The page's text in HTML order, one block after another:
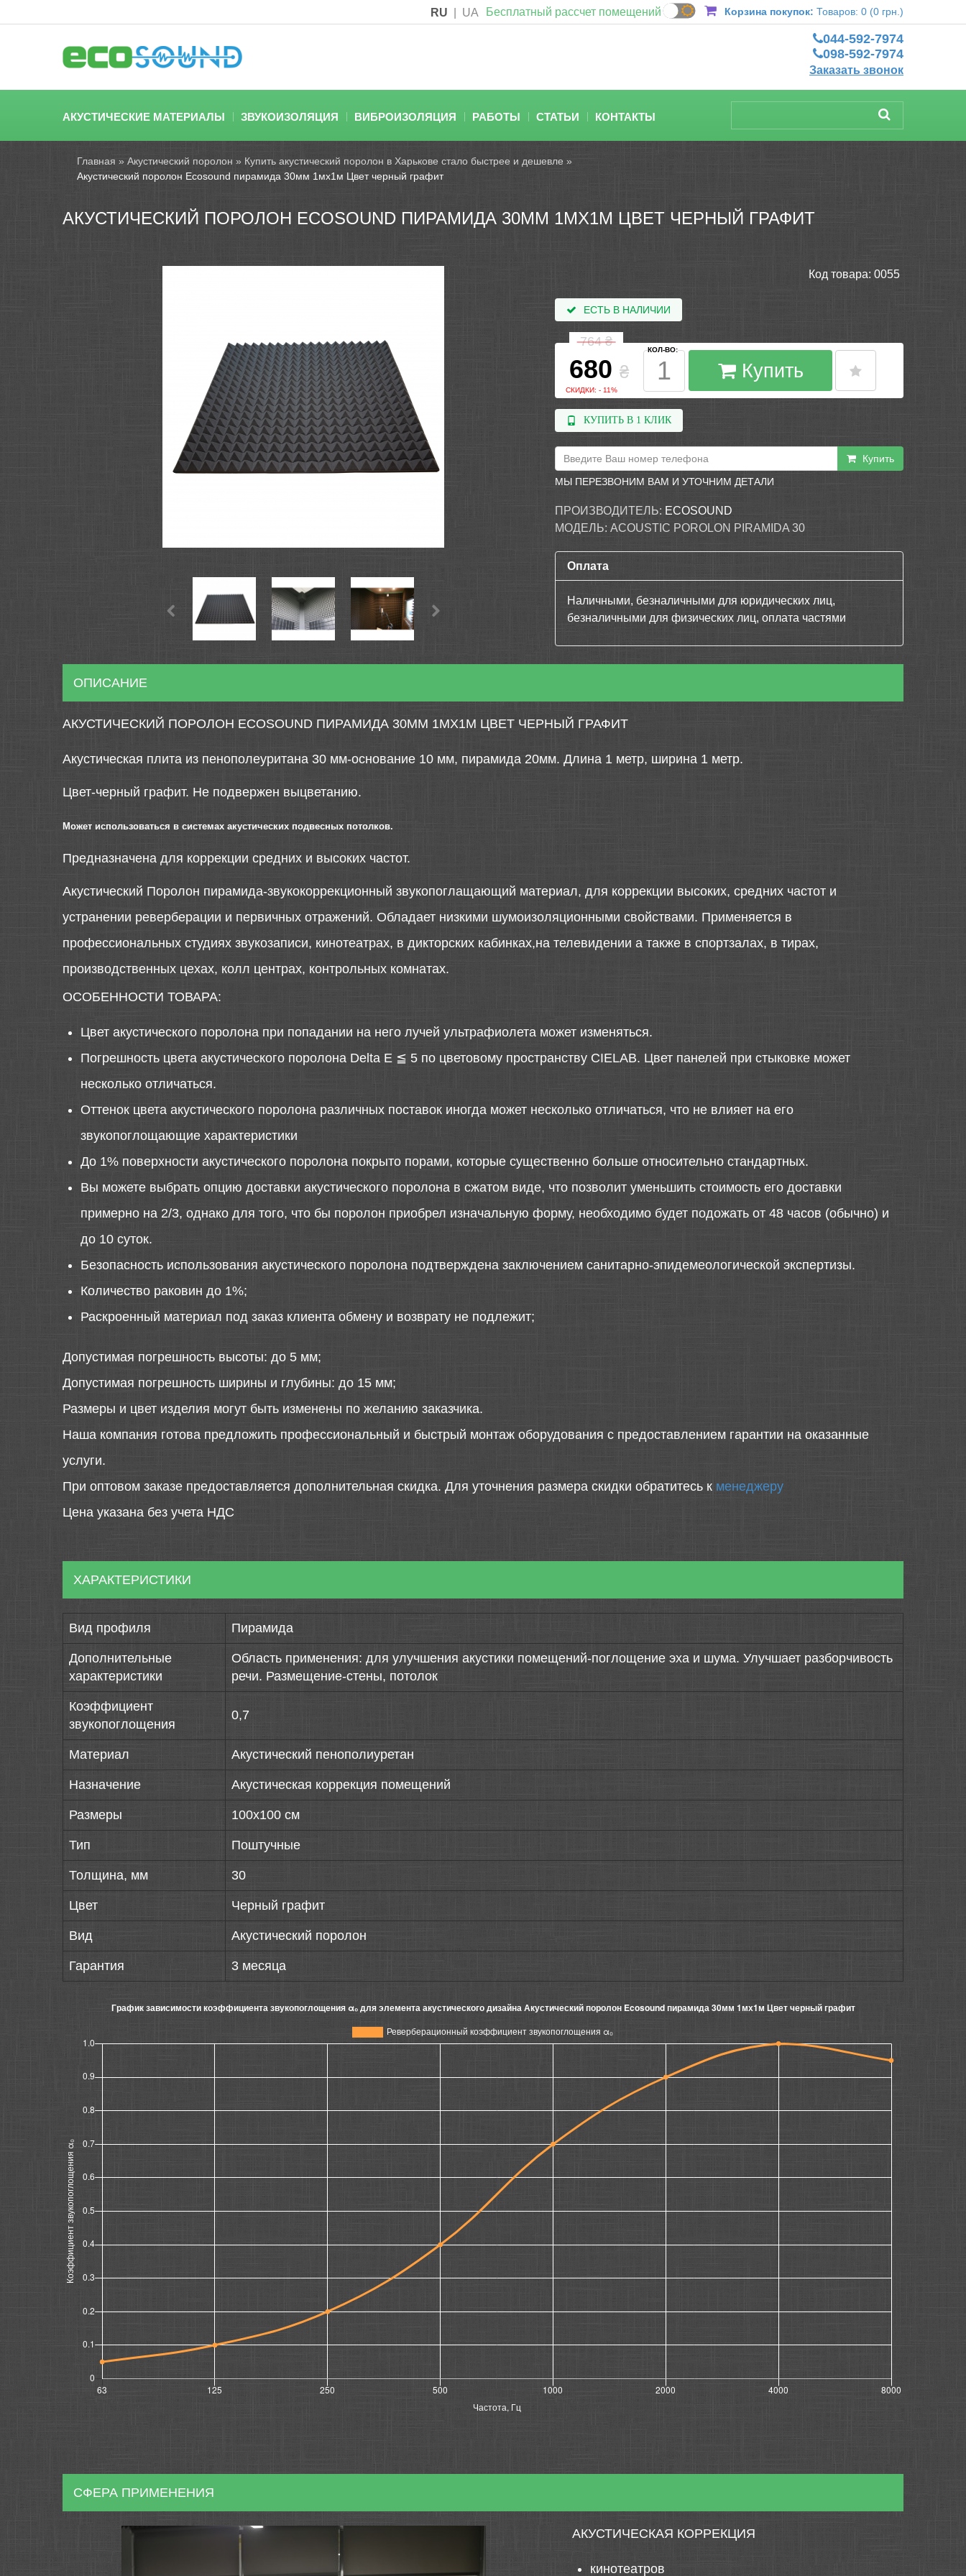
RU UA Бесплатный рассчет помещений Корзина покупок: Товаров: 0 (0 грн.)
044-592-7974
098-592-7974
Заказать звонок
АКУСТИЧЕСКИЕ МАТЕРИАЛЫ ЗВУКОИЗОЛЯЦИЯ ВИБРОИЗОЛЯЦИЯ РАБОТЫ СТАТЬИ КОНТАКТЫ
Главная » Акустический поролон » Купить акустический поролон в Харькове стало быстрее и дешевле »
Акустический поролон Ecosound пирамида 30мм 1мх1м Цвет черный графит
АКУСТИЧЕСКИЙ ПОРОЛОН ECOSOUND ПИРАМИДА 30ММ 1МХ1М ЦВЕТ ЧЕРНЫЙ ГРАФИТ
Код товара: 0055
ЕСТЬ В НАЛИЧИИ
764₴
680 ₴
СКИДКИ: - 11%
КОЛ-ВО:
Купить
КУПИТЬ В 1 КЛИК
Купить
МЫ ПЕРЕЗВОНИМ ВАМ И УТОЧНИМ ДЕТАЛИ
ПРОИЗВОДИТЕЛЬ: ECOSOUND
МОДЕЛЬ: ACOUSTIC POROLON PIRAMIDA 30
Оплата
Наличными, безналичными для юридических лиц,
безналичными для физических лиц, оплата частями
ОПИСАНИЕ
АКУСТИЧЕСКИЙ ПОРОЛОН ECOSOUND ПИРАМИДА 30ММ 1МХ1М ЦВЕТ ЧЕРНЫЙ ГРАФИТ
Акустическая плита из пенополеуритана 30 мм-основание 10 мм, пирамида 20мм. Длина 1 метр, ширина 1 метр.
Цвет-черный графит. Не подвержен выцветанию.
Может использоваться в системах акустических подвесных потолков.
Предназначена для коррекции средних и высоких частот.
Акустический Поролон пирамида-звукокоррекционный звукопоглащающий материал, для коррекции высоких, средних частот и
устранении реверберации и первичных отражений. Обладает низкими шумоизоляционными свойствами. Применяется в
профессиональных студиях звукозаписи, кинотеатрах, в дикторских кабинках,на телевидении а также в спортзалах, в тирах,
производственных цехах, колл центрах, контрольных комнатах.
ОСОБЕННОСТИ ТОВАРА:
Цвет акустического поролона при попадании на него лучей ультрафиолета может изменяться.
Погрешность цвета акустического поролона Delta E ≦ 5 по цветовому пространству CIELAB. Цвет панелей при стыковке может
несколько отличаться.
Оттенок цвета акустического поролона различных поставок иногда может несколько отличаться, что не влияет на его
звукопоглощающие характеристики
До 1% поверхности акустического поролона покрыто порами, которые существенно больше относительно стандартных.
Вы можете выбрать опцию доставки акустического поролона в сжатом виде, что позволит уменьшить стоимость его доставки
примерно на 2/3, однако для того, что бы поролон приобрел изначальную форму, необходимо будет подожать от 48 часов (обычно) и
до 10 суток.
Безопасность использования акустического поролона подтверждена заключением санитарно-эпидемеологической экспертизы.
Количество раковин до 1%;
Раскроенный материал под заказ клиента обмену и возврату не подлежит;
Допустимая погрешность высоты: до 5 мм;
Допустимая погрешность ширины и глубины: до 15 мм;
Размеры и цвет изделия могут быть изменены по желанию заказчика.
Наша компания готова предложить профессиональный и быстрый монтаж оборудования с предоставлением гарантии на оказанные
услуги.
При оптовом заказе предоставляется дополнительная скидка. Для уточнения размера скидки обратитесь к менеджеру
Цена указана без учета НДС
ХАРАКТЕРИСТИКИ
Вид профиля Пирамида
Дополнительные
характеристики
Область применения: для улучшения акустики помещений-поглощение эха и шума. Улучшает разборчивость
речи. Размещение-стены, потолок
Коэффициент
звукопоглощения
0,7
Материал Акустический пенополиуретан
Назначение Акустическая коррекция помещений
Размеры 100х100 см
Тип Поштучные
Толщина, мм 30
Цвет Черный графит
Вид Акустический поролон
Гарантия 3 месяца
СФЕРА ПРИМЕНЕНИЯ
АКУСТИЧЕСКАЯ КОРРЕКЦИЯ
кинотеатров